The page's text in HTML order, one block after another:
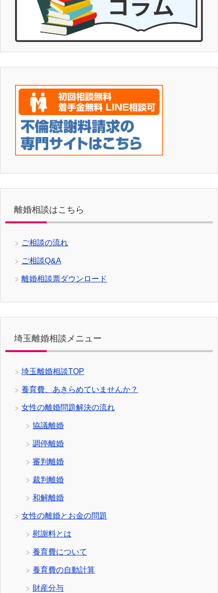
離婚相談はこちら
ご相談の流れ
ご相談Q&A
離婚相談票ダウンロード
埼玉離婚相談メニュー
埼玉離婚相談TOP
養育費、あきらめていませんか？
女性の離婚問題解決の流れ
協議離婚
調停離婚
審判離婚
裁判離婚
和解離婚
女性の離婚とお金の問題
慰謝料とは
養育費について
養育費の自動計算
財産分与